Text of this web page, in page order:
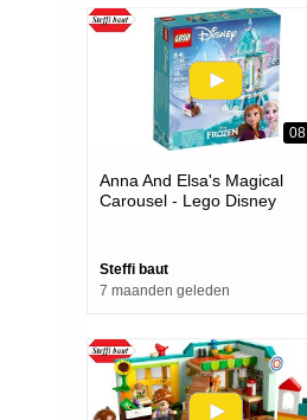
Anna And Elsa's Magical
Carousel - Lego Disney
Steffi baut
7 maanden geleden